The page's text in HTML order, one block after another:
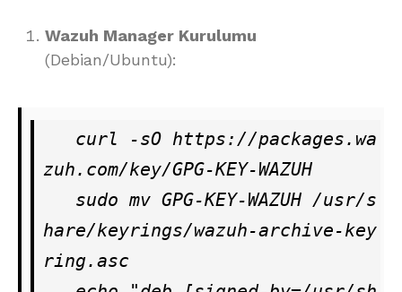
Wazuh Manager Kurulumu
(Debian/Ubuntu):
zuh.com/key/GPG-KEY-WAZUH
hare/keyrings/wazuh-archive-key
ring.asc